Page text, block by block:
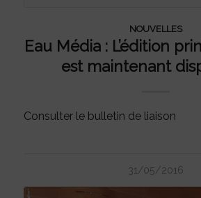
NOUVELLES
Eau Média : L’édition
est maintenant
Consulter le bulletin de liaison
31/05/2016